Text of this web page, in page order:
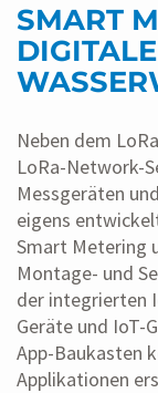
SMART
DIGITALE
Neben dem
LoRa-Network-
Messgeräten
eigens
Smart Metering
Montage- und
der integrierten
Geräte und IoT-
App-Baukasten
Applikationen